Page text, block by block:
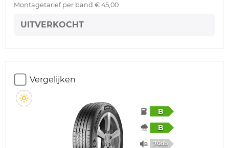
Montagetarief per band € 45,00
UITVERKOCHT
Vergelijken
B
B
70db